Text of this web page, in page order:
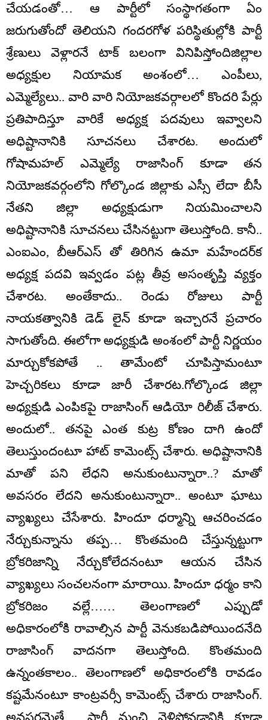
చేయడంతో… ఆ పార్టీలో సంస్థాగతంగా ఏం
జరుగుతోందో తెలియని గందరగోళ పరిస్థితుల్లోకి పార్టీ
శ్రేణులు వెళ్లారనే టాక్ బలంగా వినిపిస్తోందిజిల్లాల
అధ్యక్షుల నియామక అంశంలో… ఎంపీలు,
ఎమ్మెల్యేలు.. వారి వారి నియోజకవర్గాలలో కొందరి పేర్లు
ప్రతిపాదిస్తూ వారికే అధ్యక్ష పదవులు ఇవ్వాలని
అధిష్టానానికి సూచనలు చేశారట. అందులో
గోషామహల్ ఎమ్మెల్యే రాజాసింగ్ కూడా తన
నియోజకవర్గంలోని గోల్కొండ జిల్లాకు ఎస్సీ లేదా బీసీ
నేతని జిల్లా అధ్యక్షుడుగా నియమించాలని
అధిష్టానానికి సూచనలు చేసినట్టుగా తెలుస్తోంది. కానీ..
ఎంఐఎం, బీఆర్ఎస్ తో తిరిగిన ఉమా మహేందర్‌క
అధ్యక్ష పదవి ఇవ్వడం పట్ల తీవ్ర అసంతృప్తి వ్యక్తం
చేశారట. అంతేకాదు.. రెండు రోజులు పార్టీ
నాయకత్వానికి డెడ్ లైన్ కూడా ఇచ్చారనే ప్రచారం
సాగుతోంది. ఈలోగా అధ్యక్షుడి అంశంలో పార్టీ నిర్ణయం
మార్చుకోకపోతే .. తామేంటో చూపిస్తామంటూ
హెచ్చరికలు కూడా జారీ చేశారట.గోల్కొండ జిల్లా
అధ్యక్షుడి ఎంపికపై రాజాసింగ్ ఆడియో రిలీజ్ చేశారు.
అందులో.. తనపై ఎంత కుట్ర కోణం దాగి ఉందో
తెలుస్తుందంటూ హాట్ కామెంట్స్ చేశారు. అధిష్టానానికి
మాతో పని లేధని అనుకుంటున్నారా..? మాతో
అవసరం లేదని అనుకుంటున్నారా.. అంటూ ఘాటు
వ్యాఖ్యలు చేసేశారు. హిందూ ధర్మాన్ని ఆచరించడం
నేర్చుకున్నాను తప్ప… కొంతమంది చేస్తున్నట్టుగా
బ్రోకరిజాన్ని నేర్చుకోలేదనంటూ ఆయన చేసిన
వ్యాఖ్యలు సంచలనంగా మారాయి. హిందూ ధర్మం కాని
బ్రోకరిజం వల్లే…… తెలంగాణలో ఎప్పుడో
అధికారంలోకి రావాల్సిన పార్టీ వెనుకబడిపోయిందనేది
రాజాసింగ్ వాదనగా తెలుస్తోంది. కొంతమంది
ఉన్నంతకాలం.. తెలంగాణలో అధికారంలోకి రావడం
కష్టమేనంటూ కాంట్రవర్సీ కామెంట్స్ చేశారు రాజాసింగ్‌.
అవసరమైతే… పార్టీ నుంచి వెళ్లిపోవడానికి కూడా